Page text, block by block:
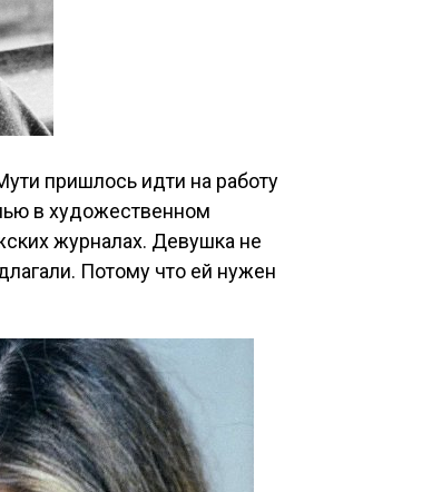
пришлось идти на работу
в художественном
журналах. Девушка не
Потому что ей нужен